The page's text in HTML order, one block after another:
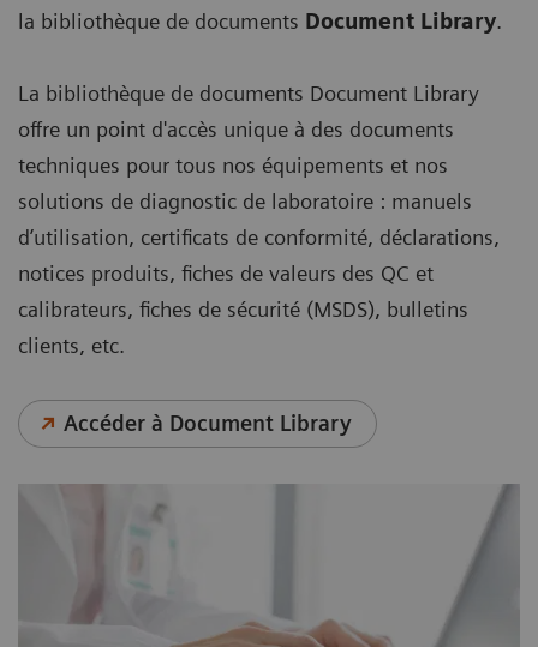
la bibliothèque de documents Document Library.
La bibliothèque de documents Document Library
offre un point d'accès unique à des documents
techniques pour tous nos équipements et nos
solutions de diagnostic de laboratoire : manuels
d’utilisation, certificats de conformité, déclarations,
notices produits, fiches de valeurs des QC et
calibrateurs, fiches de sécurité (MSDS), bulletins
clients, etc.
Accéder à Document Library